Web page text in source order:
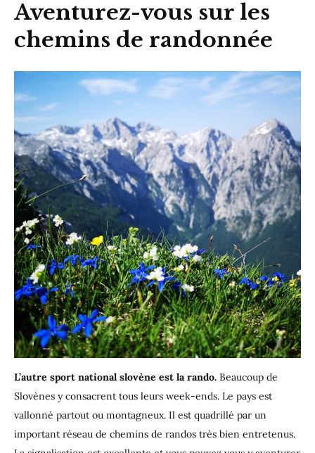
Aventurez-vous sur les
chemins de randonnée
L’autre sport national slovène est la rando. Beaucoup de
Slovènes y consacrent tous leurs week-ends. Le pays est
vallonné partout ou montagneux. Il est quadrillé par un
important réseau de chemins de randos très bien entretenus.